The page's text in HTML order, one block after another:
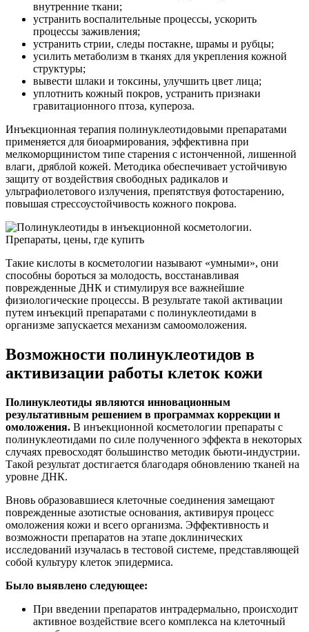
внутренние ткани;
устранить воспалительные процессы, ускорить
процессы заживления;
устранить стрии, следы постакне, шрамы и рубцы;
усилить метаболизм в тканях для укрепления кожной
структуры;
вывести шлаки и токсины, улучшить цвет лица;
уплотнить кожный покров, устранить признаки
гравитационного птоза, купероза.
Инъекционная терапия полинуклеотидовыми препаратами
применяется для биоармирования, эффективна при
мелкоморщинистом типе старения с истонченной, лишенной
влаги, дряблой кожей. Методика обеспечивает устойчивую
защиту от воздействия свободных радикалов и
ультрафиолетового излучения, препятствуя фотостарению,
повышая стрессоустойчивость кожного покрова.
Такие кислоты в косметологии называют «умными», они
способны бороться за молодость, восстанавливая
поврежденные ДНК и стимулируя все важнейшие
физиологические процессы. В результате такой активации
путем инъекций препаратами с полинуклеотидами в
организме запускается механизм самоомоложения.
Возможности полинуклеотидов в
активизации работы клеток кожи
Полинуклеотиды являются инновационным
результативным решением в программах коррекции и
омоложения. В инъекционной косметологии препараты с
полинуклеотидами по силе полученного эффекта в некоторых
случаях превосходят большинство методик бьюти-индустрии.
Такой результат достигается благодаря обновлению тканей на
уровне ДНК.
Вновь образовавшиеся клеточные соединения замещают
поврежденные азотистые основания, активируя процесс
омоложения кожи и всего организма. Эффективность и
возможности препаратов на этапе доклинических
исследований изучалась в тестовой системе, представляющей
собой культуру клеток эпидермиса.
Было выявлено следующее:
При введении препаратов интрадермально, происходит
активное воздействие всего комплекса на клеточный